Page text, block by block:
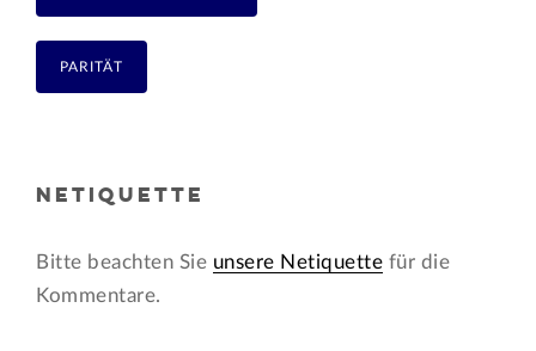
PARITÄT
NETIQUETTE
Bitte beachten Sie unsere Netiquette für die
Kommentare.